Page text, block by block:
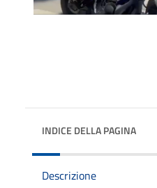
INDICE DELLA PAGINA
Descrizione